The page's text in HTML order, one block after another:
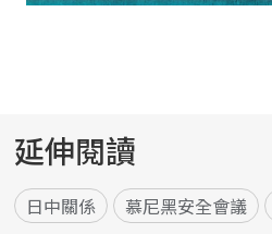
延伸閱讀
日中關係 慕尼黑安全會議